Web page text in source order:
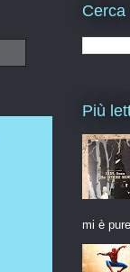
Cerca
Più
mi è